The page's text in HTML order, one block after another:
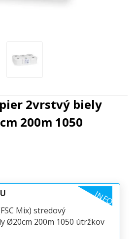
2vrstvý biely
200m 1050
INFO
Mix) stredový
Ø20cm 200m 1050 útržkov